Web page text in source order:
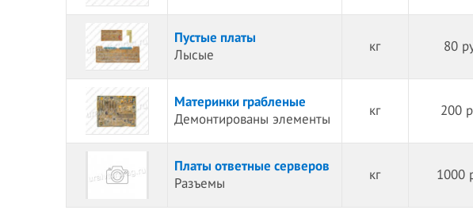
Пустые платы
Лысые
кг 80
Материнки грабленые
Демонтированы элементы
кг 200
Платы ответные серверов
Разъемы
кг 1000